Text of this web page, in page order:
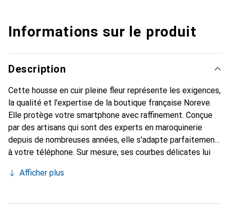
Informations sur le produit
Description
Cette housse en cuir pleine fleur représente les exigences,
la qualité et l'expertise de la boutique française Noreve.
Elle protège votre smartphone avec raffinement. Conçue
par des artisans qui sont des experts en maroquinerie
depuis de nombreuses années, elle s'adapte parfaitement
à votre téléphone. Sur mesure, ses courbes délicates lui
l'accessoire chic et indispensable de votre smartphone.
qualité, la marque Noreve est un choix sûr pour une
Afficher plus